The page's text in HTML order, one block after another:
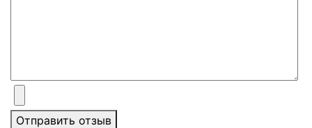
Отправить отзыв